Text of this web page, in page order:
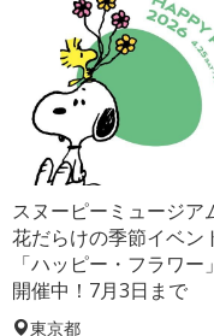
スヌーピーミュージア
花だらけの季節イベン
「ハッピー・フラワー
開催中！7月3日まで
東京都